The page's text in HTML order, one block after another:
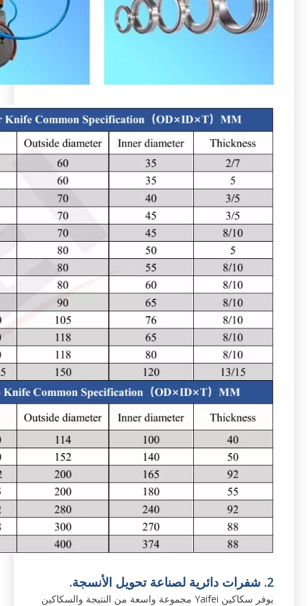
2. شفرات دائرية لصناعة تحويل الأنسجة.
يوفر سكاكين Yaifei مجموعة واسعة من النتيجة والسكاكين